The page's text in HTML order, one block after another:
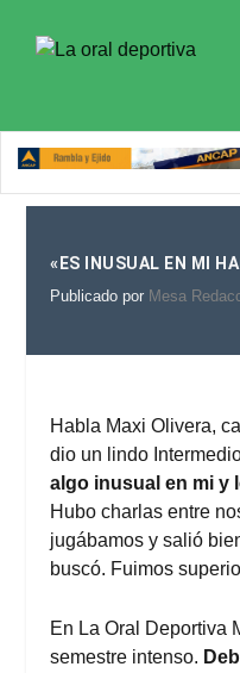
«ES INUSUAL EN MI
Publicado por Mesa
Habla Maxi Olivera,
dio un lindo
algo inusual en mi y
Hubo charlas entre
jugábamos y salió
buscó. Fuimos
En La Oral Deportiva
semestre intenso.